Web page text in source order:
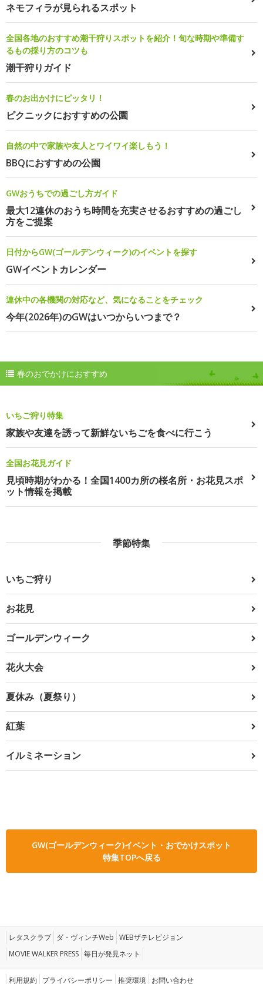
ネモフィラが見られるスポット
全国各地のおすすめ潮干狩りスポットを紹介！旬な時期や準備す
るもの採り方のコツも
潮干狩りガイド
春のお出かけにピッタリ！
ピクニックにおすすめの公園
自然の中で家族や友人とワイワイ楽しもう！
BBQにおすすめの公園
GWおうちでの過ごし方ガイド
最大12連休のおうち時間を充実させるおすすめの過ごし
方をご提案
日付からGW(ゴールデンウィーク)のイベントを探す
GWイベントカレンダー
連休中の各機関の対応など、気になることをチェック
今年(2026年)のGWはいつからいつまで？
春のおでかけにおすすめ
いちご狩り特集
家族や友達を誘って新鮮ないちごを食べに行こう
全国お花見ガイド
見頃時期がわかる！全国1400カ所の桜名所・お花見スポ
ット情報を掲載
季節特集
いちご狩り
お花見
ゴールデンウィーク
花火大会
夏休み（夏祭り）
紅葉
イルミネーション
GW(ゴールデンウィーク)イベント・おでかけスポット
特集TOPへ戻る
レタスクラブ ダ・ヴィンチWeb WEBザテレビジョン
MOVIE WALKER PRESS 毎日が発見ネット
利用規約 プライバシーポリシー 推奨環境 お問い合わせ